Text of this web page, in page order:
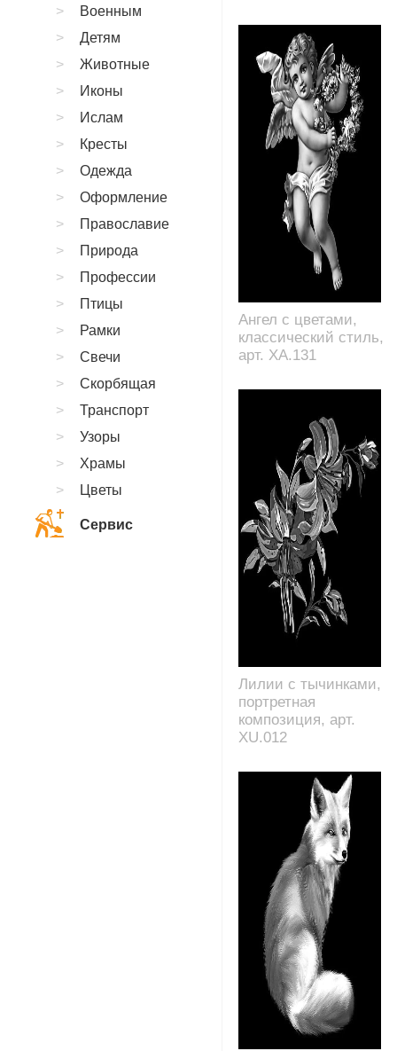
Ангел с цветами,
классический стиль,
арт. XA.131
Лилии с тычинками,
портретная
композиция, арт.
XU.012
Военным
Детям
Животные
Иконы
Ислам
Кресты
Одежда
Оформление
Православие
Природа
Профессии
Птицы
Рамки
Свечи
Скорбящая
Транспорт
Узоры
Храмы
Цветы
Сервис